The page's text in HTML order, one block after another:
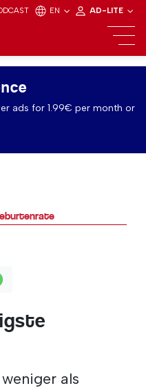
EN AD-LITE
ads for 1.99€ per month or
als